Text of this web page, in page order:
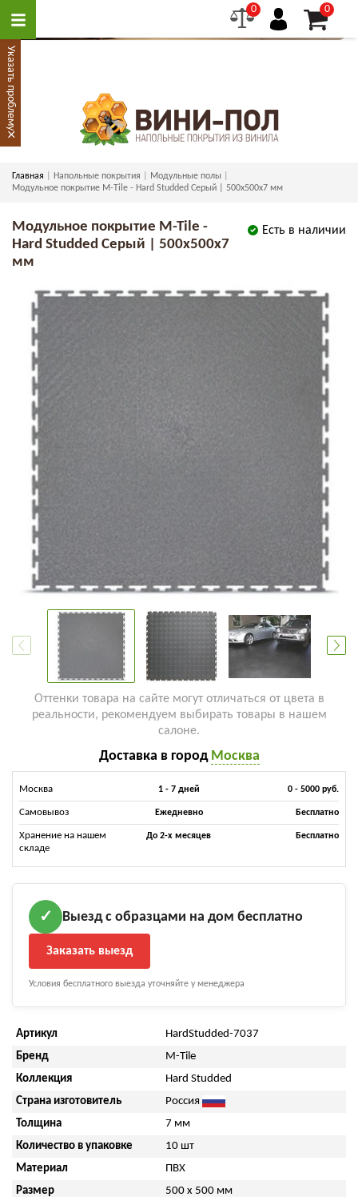
0 0
Главная Напольные покрытия
Модульные полы
Модульное покрытие M-Tile - Hard Studded Серый | 500x500x7 мм
Есть в наличии
Модульное покрытие M-Tile -
Hard Studded Серый | 500x500x7
мм
Оттенки товара на сайте могут отличаться от цвета в
реальности, рекомендуем выбирать товары в нашем
салоне.
Доставка в город Москва
Москва 1 - 7 дней 0 - 5000 руб.
Самовывоз Ежедневно Бесплатно
Хранение на нашем
складе
До 2-х месяцев Бесплатно
✓ Выезд с образцами на дом бесплатно
Заказать выезд
Условия бесплатного выезда уточняйте у менеджера
Артикул
HardStudded-7037
Бренд
M-Tile
Коллекция
Hard Studded
Страна изготовитель
Россия
Толщина
7 мм
Количество в упаковке
10 шт
Материал
ПВХ
Размер
500 x 500 мм
Указать проблему
×